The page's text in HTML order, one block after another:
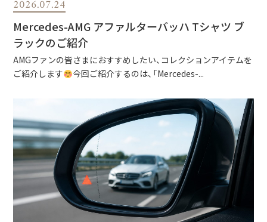
2026.07.24
Mercedes-AMG アファルターバッハ Tシャツ ブ
ラックのご紹介
AMGファンの皆さまにおすすめしたい、コレクションアイテムを
ご紹介します
今回ご紹介するのは、「Mercedes-...